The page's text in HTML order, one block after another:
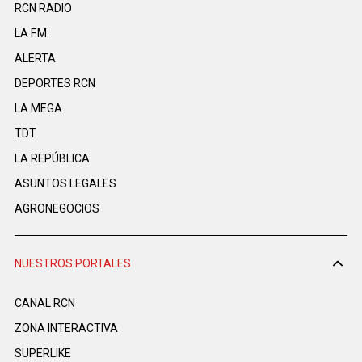
RCN RADIO
LA F.M.
ALERTA
DEPORTES RCN
LA MEGA
TDT
LA REPÚBLICA
ASUNTOS LEGALES
AGRONEGOCIOS
NUESTROS PORTALES
CANAL RCN
ZONA INTERACTIVA
SUPERLIKE